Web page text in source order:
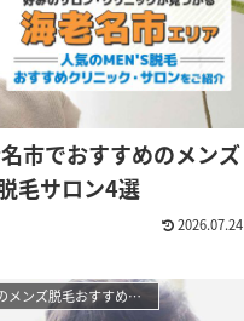
市でおすすめのメンズ
毛サロン4選
2026.07.24
【2026年最新】市区町村で人気のメンズ脱毛おすすめサロン・クリニック